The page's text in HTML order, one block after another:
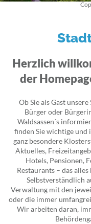
Herzlich
der
Ob Sie als Gast
Bürger oder
Waldsassen´s
finden Sie wichtige und
ganz besondere
Aktuelles,
Hotels, Pensionen,
Restaurants – das
Selbstverständlich
Verwaltung mit den
oder die immer
Wir arbeiten daran,